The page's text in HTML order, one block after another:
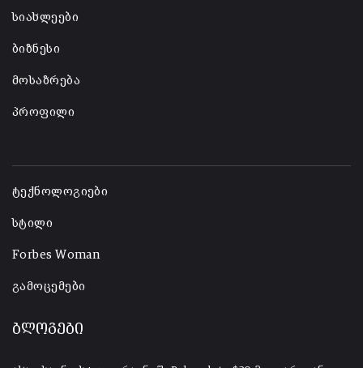
სიახლეები
ბიზნესი
მოსაზრება
პროფილი
ტექნოლოგიები
სტილი
Forbes Woman
გამოცემები
ბლოგები